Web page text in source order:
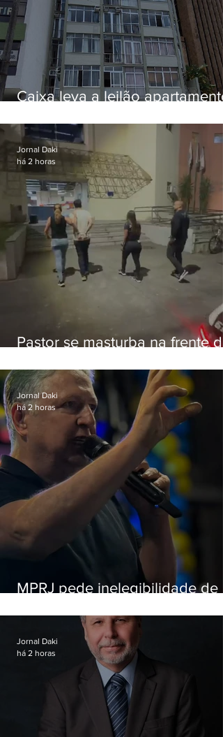
Caixa leva a leilão apartamento
Botafogo
Pastor se masturba na frente de
Jornal Daki
há 2 horas
MPRJ pede inelegibilidade de
Jornal Daki
há 2 horas
Jornal Daki
há 2 horas